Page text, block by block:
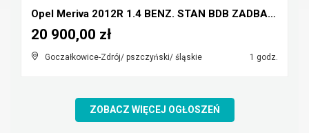
Opel Meriva 2012R 1.4 BENZ. STAN BDB ZADBANY HAK
Goczałkowice-Zdrój/ pszczyński/ śląskie 1 godz.
20 900,00 zł
ZOBACZ WIĘCEJ OGŁOSZEŃ